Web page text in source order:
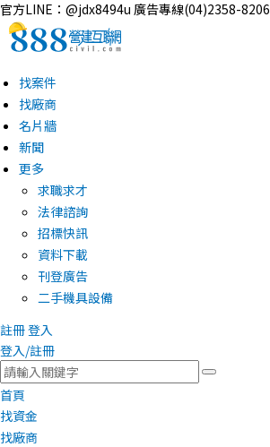
官方LINE：@jdx8494u 廣告專線(04)2358-8206
找案件
找廠商
名片牆
新聞
更多
求職求才
法律諮詢
招標快訊
資料下載
刊登廣告
二手機具設備
註冊登入
登入/註冊
首頁
找資金
找廠商